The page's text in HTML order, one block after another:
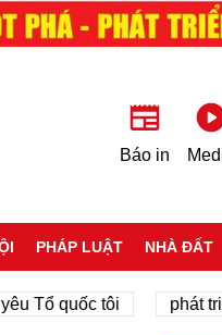
Báo in
PHÁP LUẬT NHÀ ĐẤT
quốc tôi phát triển